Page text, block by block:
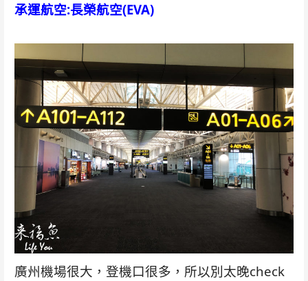
承運航空:長榮航空(EVA)
廣州機場很大，登機口很多，所以別太晚check